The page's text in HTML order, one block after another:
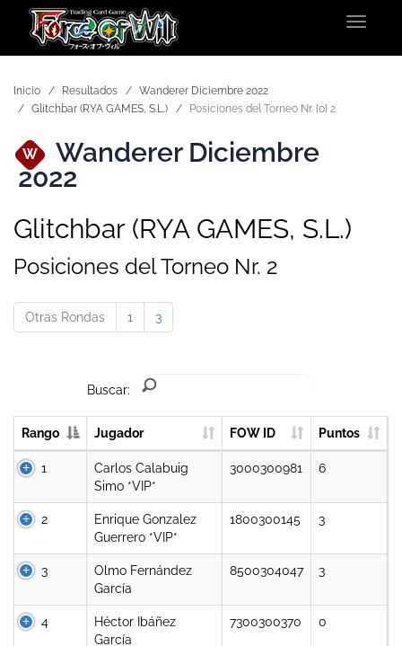
Toggle
Inicio Resultados
Wanderer Diciembre 2022
Glitchbar (RYA GAMES, S.L.)
Posiciones del Torneo Nr. {0} 2
W Wanderer Diciembre
2022
Glitchbar (RYA GAMES, S.L.)
Posiciones del Torneo Nr. 2
Otras Rondas 1 3
Buscar:
Rango Jugador FOW ID Puntos
1
Carlos Calabuig
Simo *VIP*
3000300981 6
2
Enrique Gonzalez
Guerrero *VIP*
1800300145 3
3
Olmo Fernández
García
8500304047 3
4
Héctor Ibáñez
García
7300300370 0